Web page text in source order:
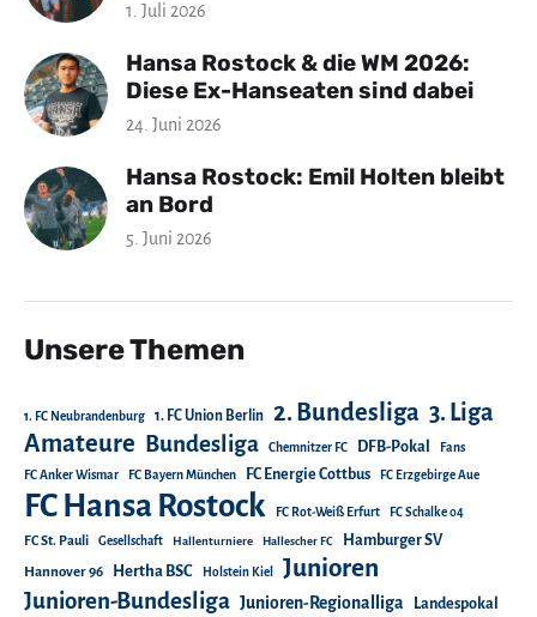
1. Juli 2026
Hansa Rostock & die WM 2026:
Diese Ex-Hanseaten sind dabei
24. Juni 2026
Hansa Rostock: Emil Holten bleibt
an Bord
5. Juni 2026
Unsere Themen
1. FC Neubrandenburg 1. FC Union Berlin 2. Bundesliga 3. Liga
Amateure Bundesliga Chemnitzer FC DFB-Pokal Fans
FC Anker Wismar FC Bayern München FC Energie Cottbus FC Erzgebirge Aue
FC Hansa Rostock FC Rot-Weiß Erfurt FC Schalke 04
FC St. Pauli Gesellschaft Hallenturniere Hallescher FC Hamburger SV
Hannover 96 Hertha BSC Holstein Kiel Junioren
Junioren-Bundesliga Junioren-Regionalliga
Landespokal